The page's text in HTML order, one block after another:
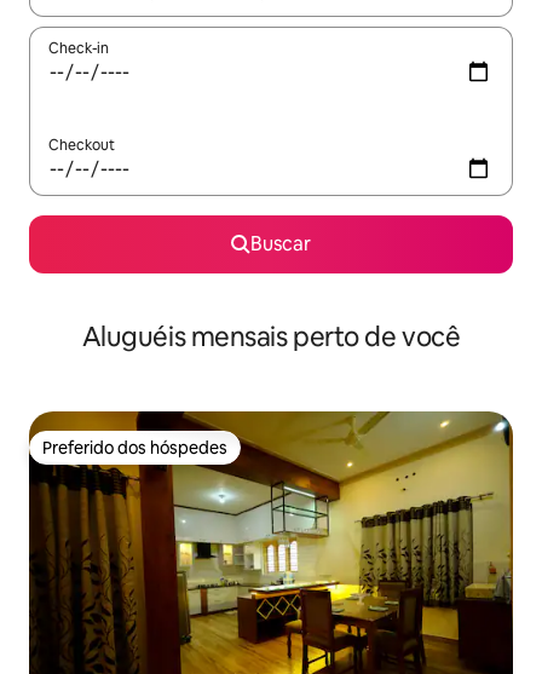
Check-in
Checkout
Buscar
Aluguéis mensais perto de você
Preferido dos hóspedes
Preferido dos hóspedes